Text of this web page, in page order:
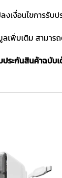
เงื่อนไขการรับ
พิ่มเติม สามารถ
ประกันสินค้าฉบับ